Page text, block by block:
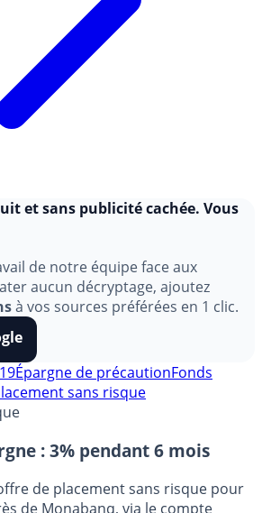
de notre équipe face aux
aucun décryptage, ajoutez
à vos sources préférées en 1 clic.
Épargne de précaution
: 3% pendant 6 mois